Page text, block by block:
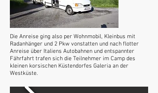
Die Anreise ging also per Wohnmobil, Kleinbus mit
Radanhänger und 2 Pkw vonstatten und nach flotter
Anreise über Italiens Autobahnen und entspannter
Fährfahrt trafen sich die Teilnehmer im Camp des
kleinen korsischen Küstendorfes Galeria an der
Westküste.